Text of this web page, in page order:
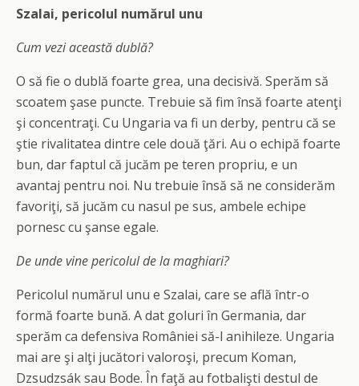
Szalai, pericolul numărul unu
Cum vezi această dublă?
O să fie o dublă foarte grea, una decisivă. Sperăm să
scoatem şase puncte. Trebuie să fim însă foarte atenţi
şi concentraţi. Cu Ungaria va fi un derby, pentru că se
ştie rivalitatea dintre cele două ţări. Au o echipă foarte
bun, dar faptul că jucăm pe teren propriu, e un
avantaj pentru noi. Nu trebuie însă să ne considerăm
favoriţi, să jucăm cu nasul pe sus, ambele echipe
pornesc cu şanse egale.
De unde vine pericolul de la maghiari?
Pericolul numărul unu e Szalai, care se află într-o
formă foarte bună. A dat goluri în Germania, dar
sperăm ca defensiva României să-l anihileze. Ungaria
mai are şi alţi jucători valoroşi, precum Koman,
Dzsudzsák sau Bode. În faţă au fotbalişti destul de